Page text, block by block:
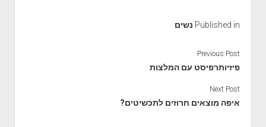
Published in נשים
Previous Post
פיזיותרפיסט עם המלצות
Next Post
איפה מוצאים חרוזים לתכשיטים?